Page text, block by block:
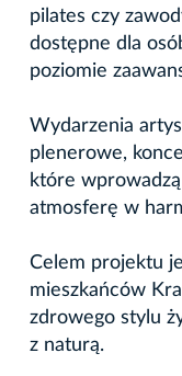
pilates czy
dostępne dla
poziomie
Wydarzenia
plenerowe,
które
atmosferę w
Celem projektu
mieszkańców
zdrowego stylu
z naturą.